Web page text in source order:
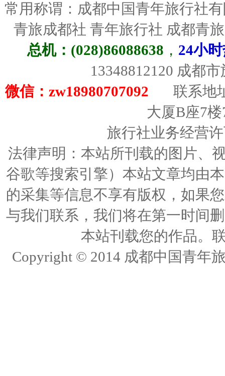
常用称谓：成都中国青年旅行社
青旅成都社 青年旅行社 成都青
总机：(028)86088638 ， 24小
13348812120 成都
微信：zw18980707092
联系地
大厦B座7
旅行社业务经营
法律声明：本站所刊载的图片、
谷歌等搜索引擎）本站文章均由
的采集等信息不享有版权，如果
与我们联系，我们将在第一时间
本站刊载您的作品。
Copyright © 2014 成都中国青年